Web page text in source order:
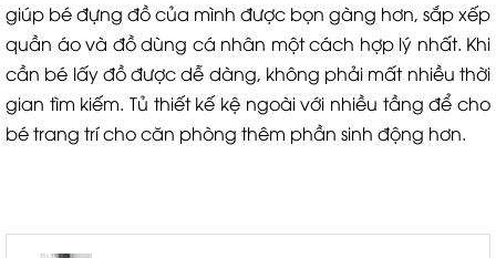
giúp bé đựng đồ của mình được bọn gàng hơn, sắp xếp
quần áo và đồ dùng cá nhân một cách hợp lý nhất. Khi
cần bé lấy đồ được dễ dàng, không phải mất nhiều thời
gian tìm kiếm. Tủ thiết kế kệ ngoài với nhiều tầng để cho
bé trang trí cho căn phòng thêm phần sinh động hơn.